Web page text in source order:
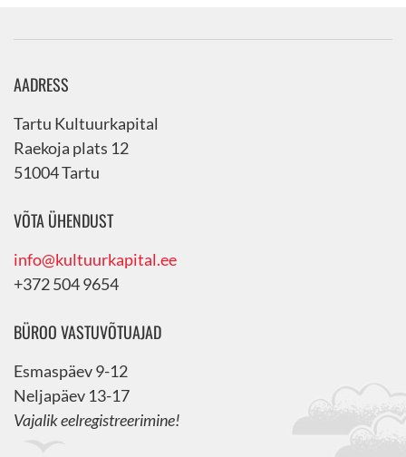
AADRESS
Tartu Kultuurkapital
Raekoja plats 12
51004 Tartu
VÕTA ÜHENDUST
info@kultuurkapital.ee
+372 504 9654
BÜROO VASTUVÕTUAJAD
Esmaspäev 9-12
Neljapäev 13-17
Vajalik eelregistreerimine!